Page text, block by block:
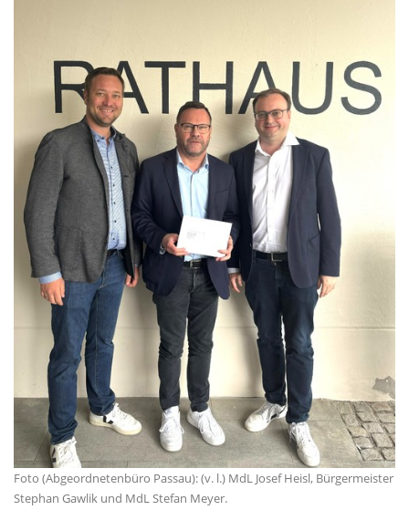
Foto (Abgeordnetenbüro Passau): (v. l.) MdL Josef Heisl, Bürgermeister
Stephan Gawlik und MdL Stefan Meyer.